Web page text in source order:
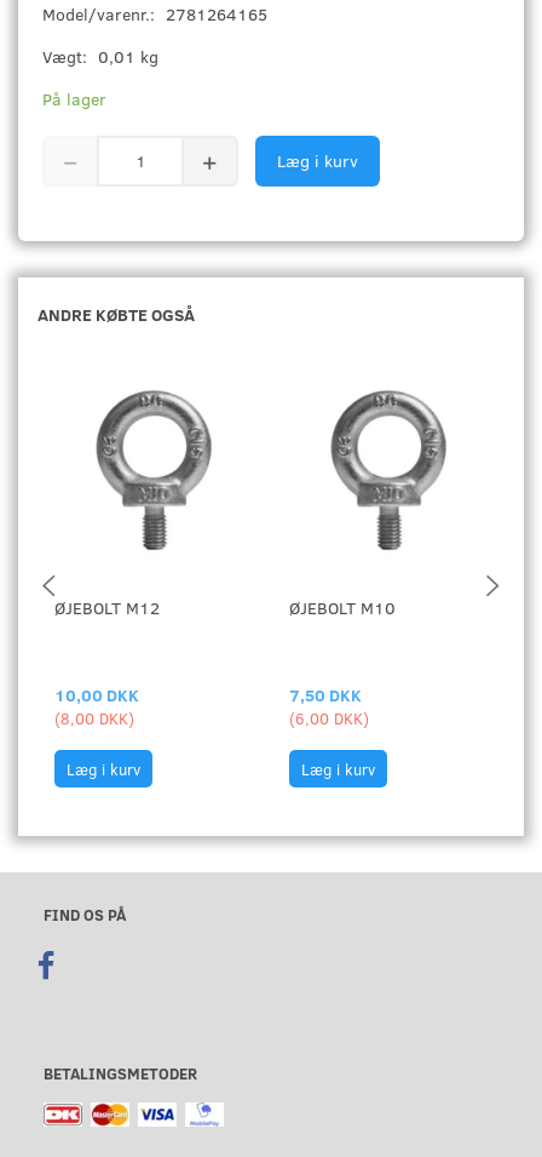
Model/varenr.: 2781264165
Vægt: 0,01 kg
På lager
Læg i kurv
ANDRE KØBTE OGSÅ
ØJEBOLT M12
10,00 DKK
(8,00 DKK)
Læg i kurv
ØJEBOLT M10
7,50 DKK
(6,00 DKK)
Læg i kurv
FIND OS PÅ
BETALINGSMETODER